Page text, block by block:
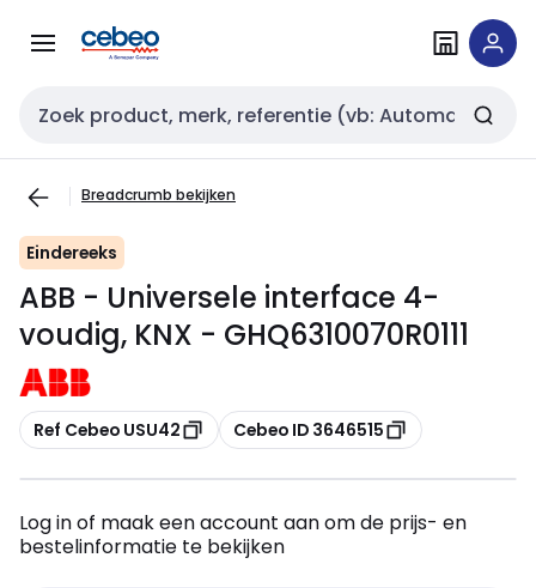
naar
naar
Zoekveld invoer
Breadcrumb bekijken
Eindereeks
ABB - Universele interface 4-
voudig, KNX - GHQ6310070R0111
Kopiëren
Ref Cebeo USU42 Kopiëren
Cebeo ID 3646515
Log in of maak een account aan om de prijs- en
bestelinformatie te bekijken